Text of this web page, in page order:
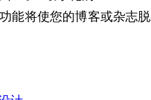
能将使您的博客或杂志